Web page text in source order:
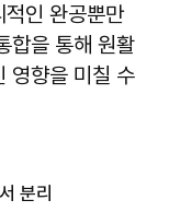
인 완공뿐만
합을 통해 원활
영향을 미칠 수
분리